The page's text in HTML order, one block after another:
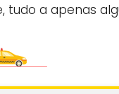
a apenas